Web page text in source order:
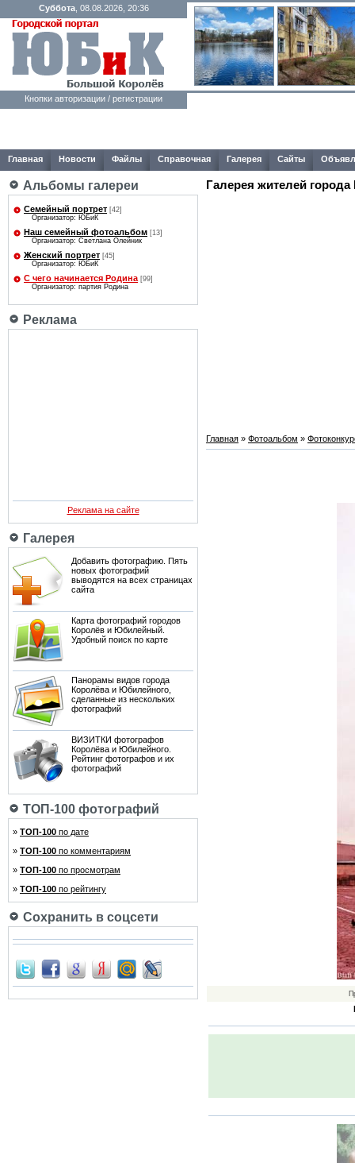
Суббота, 08.08.2026, 20:36
Кнопки авторизации / регистрации
Главная Новости Файлы Справочная Галерея Сайты
Альбомы галереи
Семейный портрет [42]
Организатор: ЮБиК
Наш семейный фотоальбом [13]
Организатор: Светлана Олейник
Женский портрет [45]
Организатор: ЮБиК
С чего начинается Родина [99]
Организатор: партия Родина
Реклама
Реклама на сайте
Галерея
Добавить фотографию. Пять
новых фотографий
выводятся на всех страницах
сайта
Карта фотографий городов
Королёв и Юбилейный.
Удобный поиск по карте
Панорамы видов города
Королёва и Юбилейного,
сделанные из нескольких
фотографий
ВИЗИТКИ фотографов
Королёва и Юбилейного.
Рейтинг фотографов и их
фотографий
ТОП-100 фотографий
» ТОП-100 по дате
» ТОП-100 по комментариям
» ТОП-100 по просмотрам
» ТОП-100 по рейтингу
Сохранить в соцсети
Галерея жителей города
Главная » Фотоальбом »